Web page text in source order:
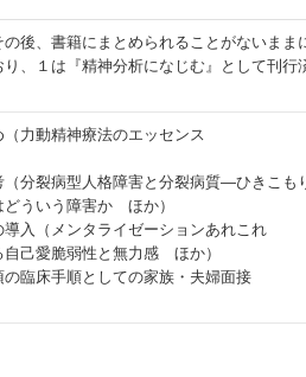
後、書籍にまとめられることがないまま
、１は『精神分析になじむ』として刊行
力動精神療法のエッセンス
分裂病型人格障害と分裂病質―ひきこも
ういう障害か ほか）
入（メンタライゼーションあれこれ
己愛脆弱性と無力感 ほか）
臨床手順としての家族・夫婦面接